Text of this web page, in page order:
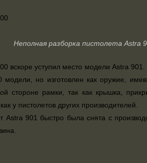
Неполная разборка пистолета Astra
вскоре уступил место модели Astra
но изготовлен как оружие,
стороне рамки, так как крышка,
у пистолетов других производителей.
Astra 901 быстро была снята с